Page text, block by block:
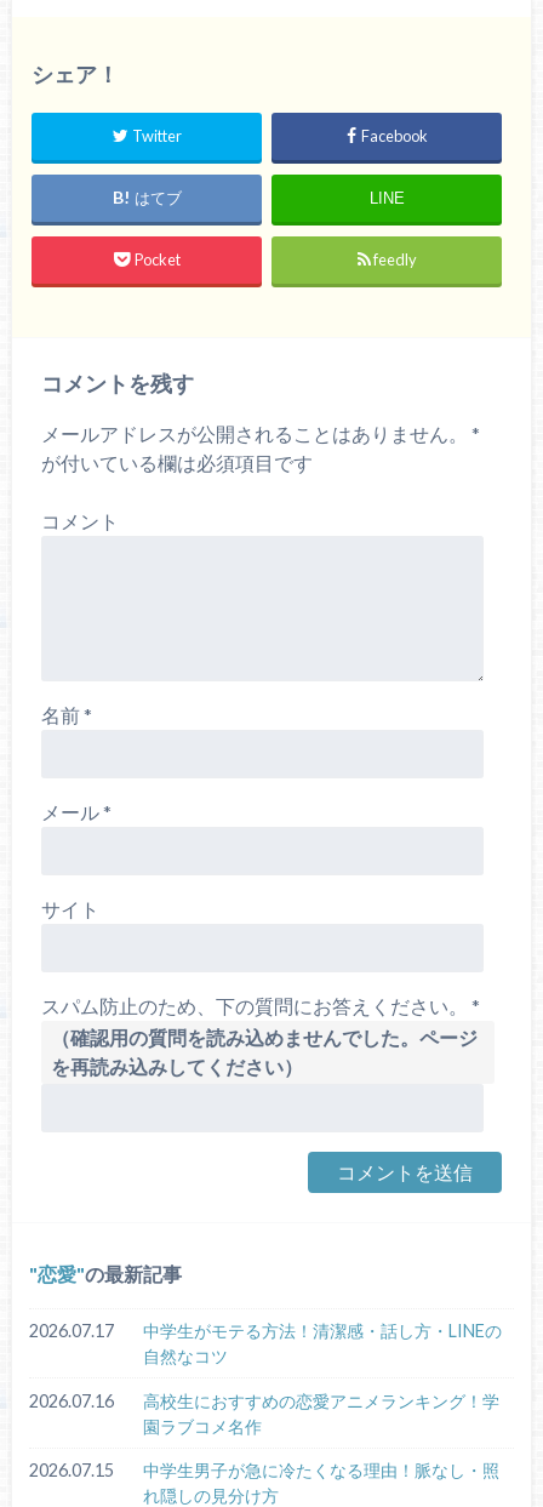
シェア！
Twitter Facebook
はてブ LINE
Pocket feedly
コメントを残す
メールアドレスが公開されることはありません。
*
が付いている欄は必須項目です
コメント
名前*
メール*
サイト
スパム防止のため、下の質問にお答えください。 *
（確認用の質問を読み込めませんでした。ページ
を再読み込みしてください）
恋愛 の最新記事
2026.07.17
中学生がモテる方法！清潔感・話し方・LINEの
自然なコツ
2026.07.16
高校生におすすめの恋愛アニメランキング！学
園ラブコメ名作
2026.07.15
中学生男子が急に冷たくなる理由！脈なし・照
れ隠しの見分け方